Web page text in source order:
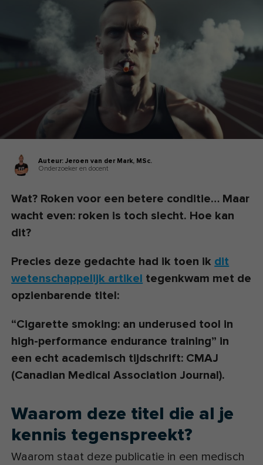
Auteur: Jeroen van der Mark, MSc.
Onderzoeker en docent
Wat? Roken voor een betere conditie… Maar
wacht even: roken is toch slecht. Hoe kan
dit?
Precies deze gedachte had ik toen ik dit
wetenschappelijk artikel tegenkwam met de
opzienbarende titel:
“Cigarette smoking: an underused tool in
high-performance endurance training” in
een echt academisch tijdschrift: CMAJ
(Canadian Medical Association Journal).
Waarom deze titel die al je
kennis tegenspreekt?
Waarom staat deze publicatie in een medisch